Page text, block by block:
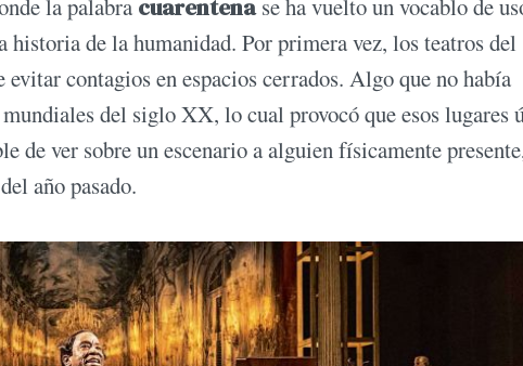
la palabra cuarentenase ha vuelto un vocablo de
de la humanidad. Por primera vez, los teatros del
contagios en espacios cerrados. Algo que no había
del siglo XX, lo cual provocó que esos lugares
de ver sobre un escenario a alguien físicamente
año pasado.